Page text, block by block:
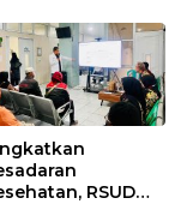
Pastikan
Regulasi
RSUD